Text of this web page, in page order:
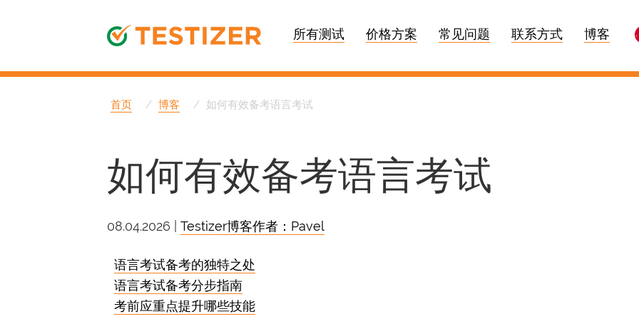
所有测试 价格方案 常见问题 联系方式 博客
首页 博客 如何有效备考语言考试
如何有效备考语言考试
08.04.2026 | Testizer博客作者：Pavel
语言考试备考的独特之处
语言考试备考分步指南
考前应重点提升哪些技能